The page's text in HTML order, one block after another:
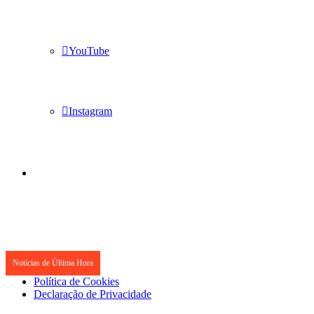
YouTube
Instagram
Notícias de Última Hora
Política de Cookies
Declaração de Privacidade